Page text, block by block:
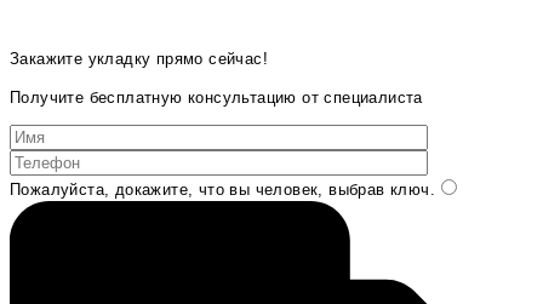
Закажите укладку прямо сейчас!
Получите бесплатную консультацию от специалиста
Пожалуйста, докажите, что вы человек, выбрав ключ